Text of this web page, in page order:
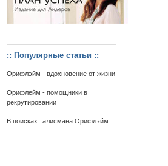
:: Популярные статьи ::
Орифлэйм - вдохновение от жизни
Орифлейм - помощники в
рекрутировании
В поисках талисмана Орифлэйм